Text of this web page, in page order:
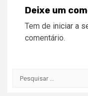
Deixe um
Tem de iniciar a
comentário.
Pesquisar